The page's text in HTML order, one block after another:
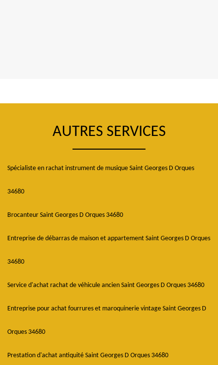
AUTRES SERVICES
Spécialiste en rachat instrument de musique Saint Georges D Orques
34680
Brocanteur Saint Georges D Orques 34680
Entreprise de débarras de maison et appartement Saint Georges D Orques
34680
Service d'achat rachat de véhicule ancien Saint Georges D Orques 34680
Entreprise pour achat fourrures et maroquinerie vintage Saint Georges D
Orques 34680
Prestation d'achat antiquité Saint Georges D Orques 34680